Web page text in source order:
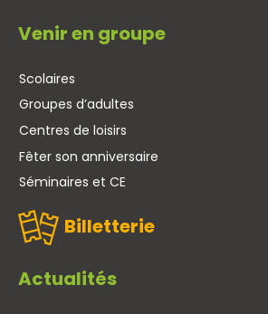
Venir en groupe
Scolaires
Groupes d’adultes
Centres de loisirs
Fêter son anniversaire
Séminaires et CE
Billetterie
Actualités